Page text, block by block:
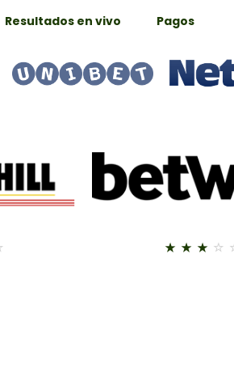
Resultados en vivo Pagos